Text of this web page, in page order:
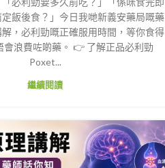
飯後食？」今日我哋新義安藥局嘅藥
，必利勁嘅正確服用時間，等你食得
會浪費咗啲藥。 👉 了解正品必利勁
Poxet...
繼續閱讀